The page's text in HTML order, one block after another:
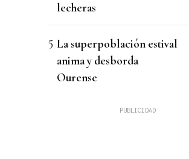
lecheras
La superpoblación estival
anima y desborda
Ourense